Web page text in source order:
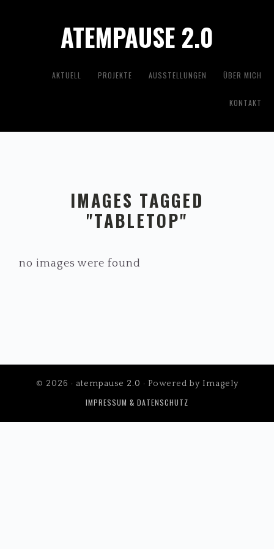
HauptnavigationATEMPAUSE 2.0
AKTUELL PROJEKTE AUSSTELLUNGEN ÜBER MICH
KONTAKT
IMAGES TAGGED
"TABLETOP"
no images were found
© 2026 · atempause 2.0 · Powered by Imagely
IMPRESSUM & DATENSCHUTZ